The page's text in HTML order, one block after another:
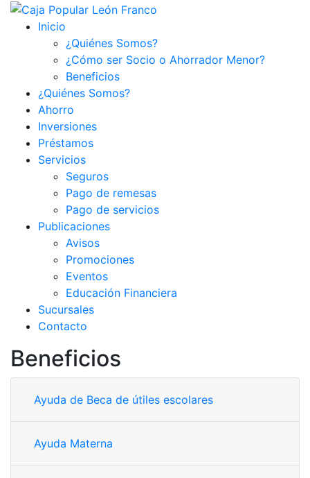
Inicio
¿Quiénes Somos?
¿Cómo ser Socio o Ahorrador Menor?
Beneficios
¿Quiénes Somos?
Ahorro
Inversiones
Préstamos
Servicios
Seguros
Pago de remesas
Pago de servicios
Publicaciones
Avisos
Promociones
Eventos
Educación Financiera
Sucursales
Contacto
Beneficios
Ayuda de Beca de útiles escolares
Ayuda Materna